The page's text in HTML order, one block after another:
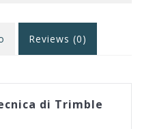
Reviews (0)
di Trimble